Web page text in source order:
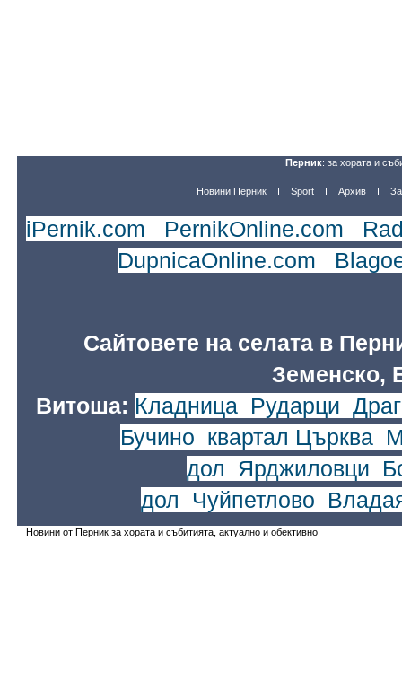
Перник: за хората и
Новини Перник Sport Архив
iPernik.com PernikOnline.com
DupnicaOnline.com
Сайтовете на селата в
Земенско,
Витоша: Кладница, Рударци
Бучино квартал Църква
дол
Ярджиловци
дол
Чуйпетлово
Новини от Перник за хората и събитията, актуално и обективно